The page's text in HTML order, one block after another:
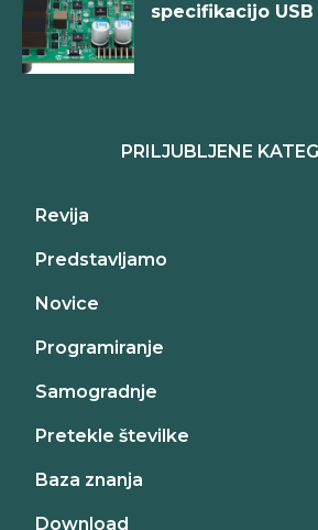
specifikacijo USB
PRILJUBLJENE
Revija
Predstavljamo
Novice
Programiranje
Samogradnje
Pretekle številke
Baza znanja
Download